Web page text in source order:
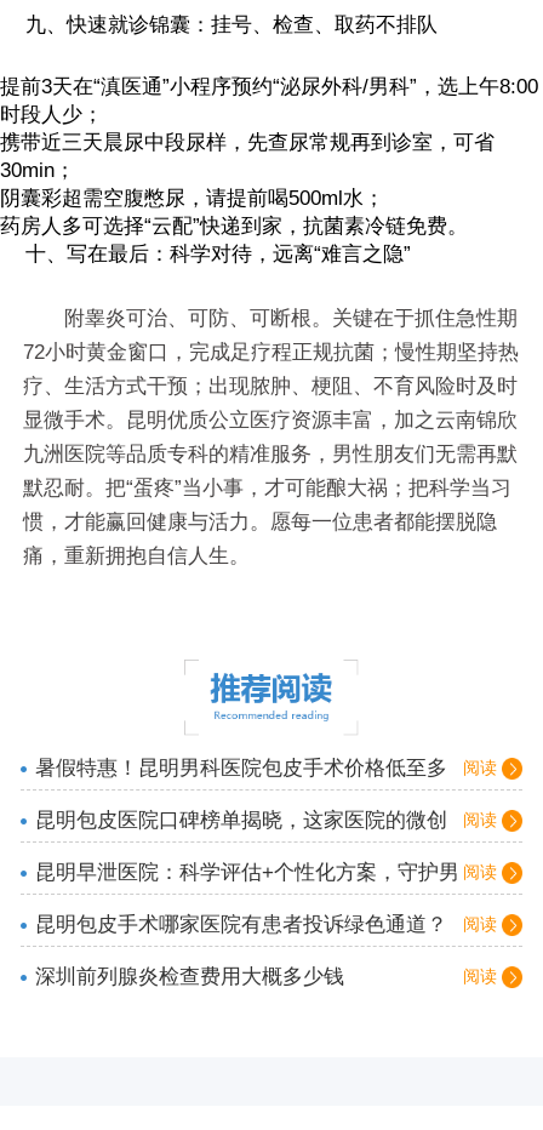
九、快速就诊锦囊：挂号、检查、取药不排队
提前3天在“滇医通”小程序预约“泌尿外科/男科”，选上午8:00
时段人少；
携带近三天晨尿中段尿样，先查尿常规再到诊室，可省
30min；
阴囊彩超需空腹憋尿，请提前喝500ml水；
药房人多可选择“云配”快递到家，抗菌素冷链免费。
十、写在最后：科学对待，远离“难言之隐”
附睾炎可治、可防、可断根。关键在于抓住急性期
72小时黄金窗口，完成足疗程正规抗菌；慢性期坚持热
疗、生活方式干预；出现脓肿、梗阻、不育风险时及时
显微手术。昆明优质公立医疗资源丰富，加之云南锦欣
九洲医院等品质专科的精准服务，男性朋友们无需再默
默忍耐。把“蛋疼”当小事，才可能酿大祸；把科学当习
惯，才能赢回健康与活力。愿每一位患者都能摆脱隐
痛，重新拥抱自信人生。
阅读
暑假特惠！昆明男科医院包皮手术价格低至多
少
阅读
昆明包皮医院口碑榜单揭晓，这家医院的微创
技术为何备受好评
阅读
昆明早泄医院：科学评估+个性化方案，守护男
性健康
阅读
昆明包皮手术哪家医院有患者投诉绿色通道？
快速响应处理
阅读
深圳前列腺炎检查费用大概多少钱